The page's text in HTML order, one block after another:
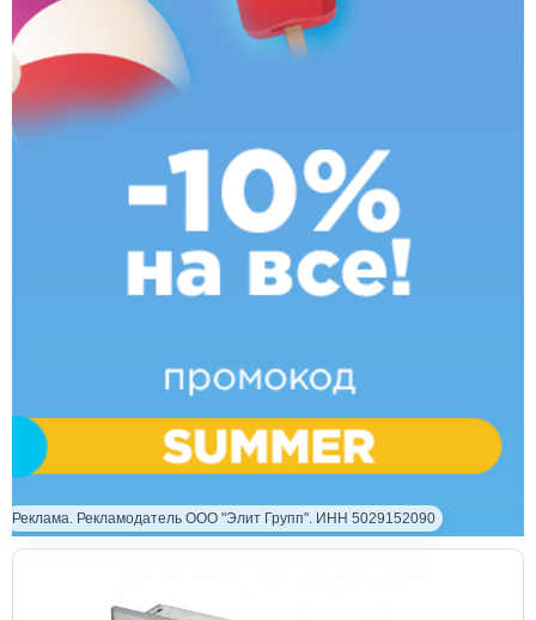
Реклама. Рекламодатель ООО "Элит Групп". ИНН 5029152090